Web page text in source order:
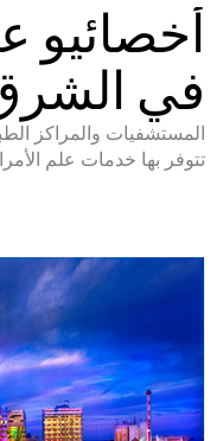
أخصائيو
في
المستشفيات والمراكز
تتوفر بها خدمات علم